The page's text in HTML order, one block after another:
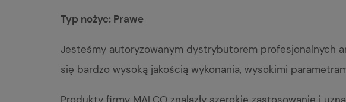
Typ nożyc: Prawe
Jesteśmy autoryzowanym dystrybutorem profesjonalnych
się bardzo wysoką jakością wykonania, wysokimi
Produkty firmy MALCO znalazły szerokie zastosowanie i